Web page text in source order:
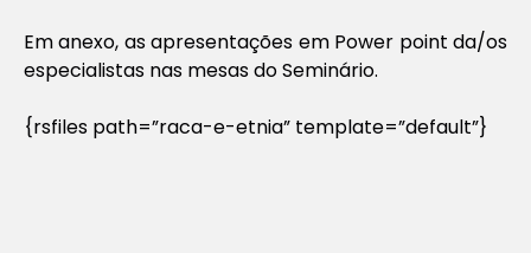
Em anexo, as apresentações em Power point da/os
especialistas nas mesas do Seminário.
{rsfiles path=”raca-e-etnia” template=”default”}